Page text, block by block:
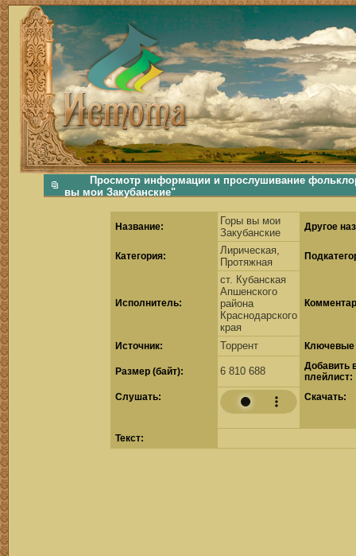
фольклорная музыка, фольклор хороводы бабушки русские народные песни послушать скачать каталог фольклора Скачать Поиск музыки, поиск фольклора, искать песни, как пели
Просмотр информации и прослушивание
вы мои Закубанские"
Название:
Горы вы мои
Закубанские
Другое
Категория:
Лирическая,
Протяжная
Исполнитель:
ст. Кубанская
Апшенского
района
Краснодарского
края
Источник: Торрент Ключевые
Размер (байт): 6 810 688
Добавить
плейлист:
Cлушать:
Скачать:
Текст: